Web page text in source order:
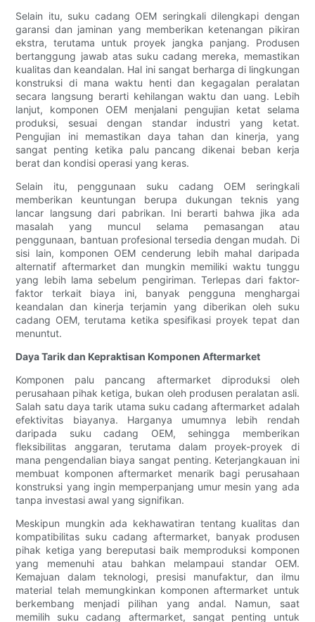
Selain itu, suku cadang OEM seringkali dilengkapi dengan
garansi dan jaminan yang memberikan ketenangan pikiran
ekstra, terutama untuk proyek jangka panjang. Produsen
bertanggung jawab atas suku cadang mereka, memastikan
kualitas dan keandalan. Hal ini sangat berharga di lingkungan
konstruksi di mana waktu henti dan kegagalan peralatan
secara langsung berarti kehilangan waktu dan uang. Lebih
lanjut, komponen OEM menjalani pengujian ketat selama
produksi, sesuai dengan standar industri yang ketat.
Pengujian ini memastikan daya tahan dan kinerja, yang
sangat penting ketika palu pancang dikenai beban kerja
berat dan kondisi operasi yang keras.
Selain itu, penggunaan suku cadang OEM seringkali
memberikan keuntungan berupa dukungan teknis yang
lancar langsung dari pabrikan. Ini berarti bahwa jika ada
masalah yang muncul selama pemasangan atau
penggunaan, bantuan profesional tersedia dengan mudah. ​​Di
sisi lain, komponen OEM cenderung lebih mahal daripada
alternatif aftermarket dan mungkin memiliki waktu tunggu
yang lebih lama sebelum pengiriman. Terlepas dari faktor-
faktor terkait biaya ini, banyak pengguna menghargai
keandalan dan kinerja terjamin yang diberikan oleh suku
cadang OEM, terutama ketika spesifikasi proyek tepat dan
menuntut.
Daya Tarik dan Kepraktisan Komponen Aftermarket
Komponen palu pancang aftermarket diproduksi oleh
perusahaan pihak ketiga, bukan oleh produsen peralatan asli.
Salah satu daya tarik utama suku cadang aftermarket adalah
efektivitas biayanya. Harganya umumnya lebih rendah
daripada suku cadang OEM, sehingga memberikan
fleksibilitas anggaran, terutama dalam proyek-proyek di
mana pengendalian biaya sangat penting. Keterjangkauan ini
membuat komponen aftermarket menarik bagi perusahaan
konstruksi yang ingin memperpanjang umur mesin yang ada
tanpa investasi awal yang signifikan.
Meskipun mungkin ada kekhawatiran tentang kualitas dan
kompatibilitas suku cadang aftermarket, banyak produsen
pihak ketiga yang bereputasi baik memproduksi komponen
yang memenuhi atau bahkan melampaui standar OEM.
Kemajuan dalam teknologi, presisi manufaktur, dan ilmu
material telah memungkinkan komponen aftermarket untuk
berkembang menjadi pilihan yang andal. Namun, saat
memilih suku cadang aftermarket, sangat penting untuk